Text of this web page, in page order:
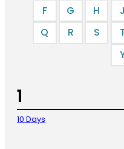
F G H J
Q
R S T
1
10 Days